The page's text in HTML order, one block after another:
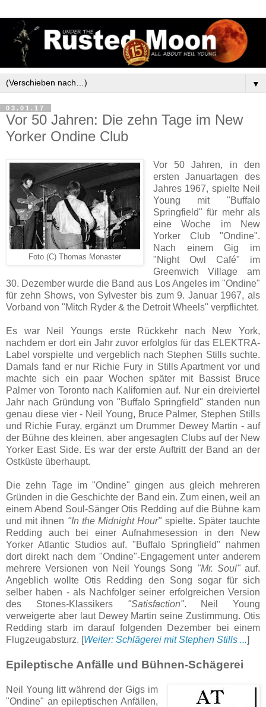
▼
03.01.17
Vor 50 Jahren: Die zehn Tage im New
Yorker Ondine Club
Foto (C) Thomas Monaster
Vor 50 Jahren, in den
ersten Januartagen des
Jahres 1967, spielte Neil
Young mit "Buffalo
Springfield" für mehr als
eine Woche im New
Yorker Club "Ondine".
Nach einem Gig im
"Night Owl Café" im
Greenwich Village am
30. Dezember wurde die Band aus Los Angeles im "Ondine"
für zehn Shows, von Sylvester bis zum 9. Januar 1967, als
Vorband von "Mitch Ryder & the Detroit Wheels" verpflichtet.
Es war Neil Youngs erste Rückkehr nach New York,
nachdem er dort ein Jahr zuvor erfolglos für das ELEKTRA-
Label vorspielte und vergeblich nach Stephen Stills suchte.
Damals fand er nur Richie Fury in Stills Apartment vor und
machte sich ein paar Wochen später mit Bassist Bruce
Palmer von Toronto nach Kalifornien auf. Nur ein dreiviertel
Jahr nach Gründung von "Buffalo Springfield" standen nun
genau diese vier - Neil Young, Bruce Palmer, Stephen Stills
und Richie Furay, ergänzt um Drummer Dewey Martin - auf
der Bühne des kleinen, aber angesagten Clubs auf der New
Yorker East Side. Es war der erste Auftritt der Band an der
Ostküste überhaupt.
Die zehn Tage im "Ondine" gingen aus gleich mehreren
Gründen in die Geschichte der Band ein. Zum einen, weil an
einem Abend Soul-Sänger Otis Redding auf die Bühne kam
und mit ihnen "In the Midnight Hour" spielte. Später tauchte
Redding auch bei einer Aufnahmesession in den New
Yorker Atlantic Studios auf. "Buffalo Springfield" nahmen
dort direkt nach dem "Ondine"-Engagement unter anderem
mehrere Versionen von Neil Youngs Song "Mr. Soul"auf.
Angeblich wollte Otis Redding den Song sogar für sich
selber haben - als Nachfolger seiner erfolgreichen Version
des Stones-Klassikers "Satisfaction". Neil Young
verweigerte aber laut Dewey Martin seine Zustimmung. Otis
Redding starb im darauf folgenden Dezember bei einem
Flugzeugabsturz. [Weiter: Schlägerei mit Stephen Stills ...]
Epileptische Anfälle und Bühnen-Schägerei
Neil Young litt während der Gigs im
"Ondine" an epileptischen Anfällen,